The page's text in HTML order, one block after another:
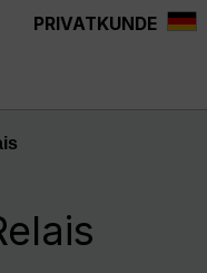
PRIVATKUNDE